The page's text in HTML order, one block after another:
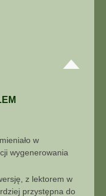
w
wygenerowania
z lektorem w
przystępna do